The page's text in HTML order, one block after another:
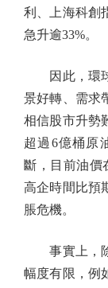
利、上海科創
急升逾33%。
因此，環球
景好轉、需求
相信股市升勢
超過6億桶原
斷，目前油價
高企時間比預
脹危機。
事實上，除
幅度有限，例